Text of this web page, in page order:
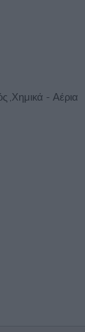
,Χημικά - Αέρια